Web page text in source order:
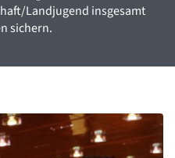
Landjugend insgesamt
sichern.